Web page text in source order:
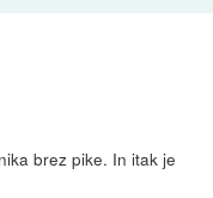
brez pike. In itak je